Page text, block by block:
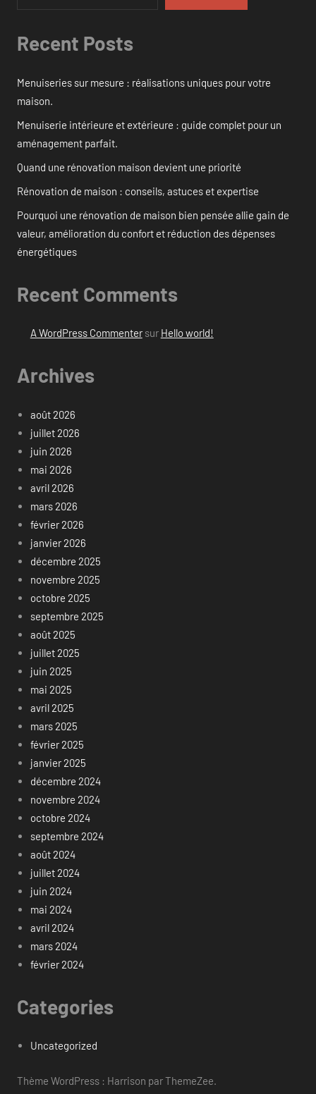
Recent Posts
Menuiseries sur mesure : réalisations uniques pour votre
maison.
Menuiserie intérieure et extérieure : guide complet pour un
aménagement parfait.
Quand une rénovation maison devient une priorité
Rénovation de maison : conseils, astuces et expertise
Pourquoi une rénovation de maison bien pensée allie gain de
valeur, amélioration du confort et réduction des dépenses
énergétiques
Recent Comments
A WordPress Commentersur Hello world!
Archives
août 2026
juillet 2026
juin 2026
mai 2026
avril 2026
mars 2026
février 2026
janvier 2026
décembre 2025
novembre 2025
octobre 2025
septembre 2025
août 2025
juillet 2025
juin 2025
mai 2025
avril 2025
mars 2025
février 2025
janvier 2025
décembre 2024
novembre 2024
octobre 2024
septembre 2024
août 2024
juillet 2024
juin 2024
mai 2024
avril 2024
mars 2024
février 2024
Categories
Uncategorized
Thème WordPress : Harrison par ThemeZee.